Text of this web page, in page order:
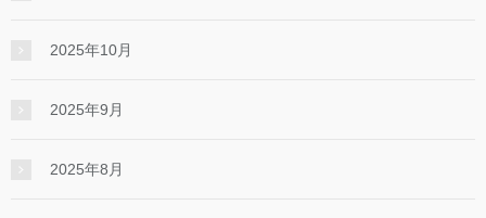
2025年10月
2025年9月
2025年8月